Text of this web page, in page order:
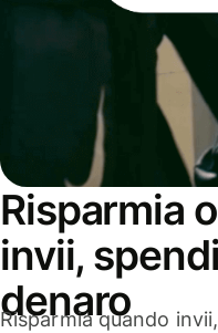
Risparmia
invii,
denaro
Risparmia quando